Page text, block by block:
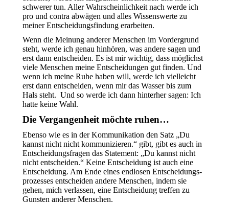
schwerer tun. Aller Wahrscheinlichkeit nach werde ich
pro und contra abwägen und alles Wissenswerte zu
meiner Entscheidungsfindung erarbeiten.
Wenn die Meinung anderer Menschen im Vordergrund
steht, werde ich genau hinhören, was andere sagen und
erst dann entscheiden. Es ist mir wichtig, dass möglichst
viele Menschen meine Entscheidungen gut finden. Und
wenn ich meine Ruhe haben will, werde ich vielleicht
erst dann entscheiden, wenn mir das Wasser bis zum
Hals steht. Und so werde ich dann hinterher sagen: Ich
hatte keine Wahl.
Die Vergangenheit möchte ruhen…
Ebenso wie es in der Kommunikation den Satz „Du
kannst nicht nicht kommunizieren.“ gibt, gibt es auch in
Entscheidungsfragen das Statement: „Du kannst nicht
nicht entscheiden.“ Keine Entscheidung ist auch eine
Entscheidung. Am Ende eines endlosen Entscheidungs-
prozesses entscheiden andere Menschen, indem sie
gehen, mich verlassen, eine Entscheidung treffen zu
Gunsten anderer Menschen.